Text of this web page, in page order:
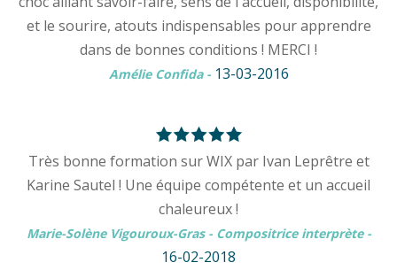
et le sourire, atouts indispensables pour apprendre
dans de bonnes conditions ! MERCI !
Amélie Confida - 13-03-2016
Très bonne formation sur WIX par Ivan Leprêtre et
Karine Sautel ! Une équipe compétente et un accueil
chaleureux !
Marie-Solène Vigouroux-Gras - Compositrice interprète -
16-02-2018